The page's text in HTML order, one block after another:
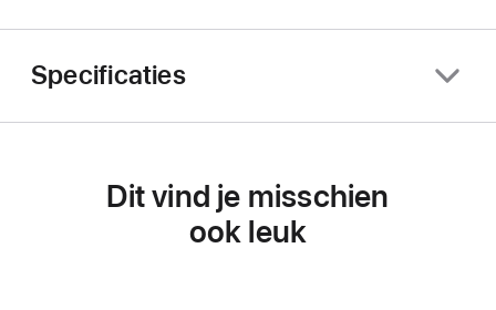
Specificaties
Dit vind je misschien
ook leuk